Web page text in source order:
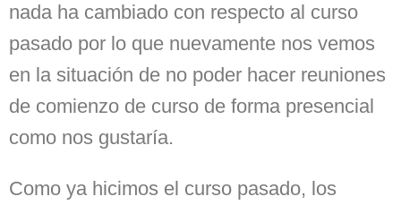
nada ha cambiado con respecto al curso
pasado por lo que nuevamente nos vemos
en la situación de no poder hacer reuniones
de comienzo de curso de forma presencial
como nos gustaría.
Como ya hicimos el curso pasado, los